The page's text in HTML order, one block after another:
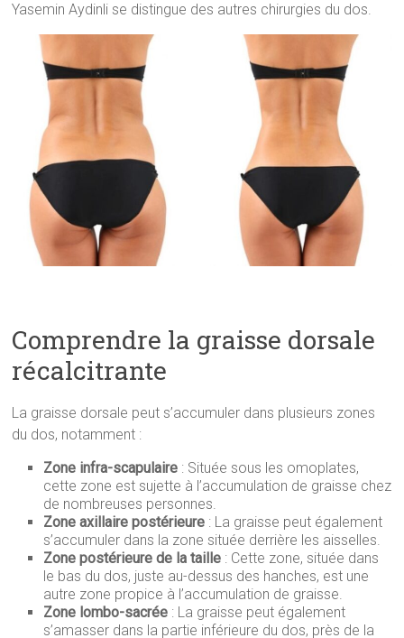
Yasemin Aydinli se distingue des autres chirurgies du dos.
Comprendre la graisse dorsale
récalcitrante
La graisse dorsale peut s’accumuler dans plusieurs zones
du dos, notamment :
Zone infra-scapulaire : Située sous les omoplates,
cette zone est sujette à l’accumulation de graisse chez
de nombreuses personnes.
Zone axillaire postérieure : La graisse peut également
s’accumuler dans la zone située derrière les aisselles.
Zone postérieure de la taille : Cette zone, située dans
le bas du dos, juste au-dessus des hanches, est une
autre zone propice à l’accumulation de graisse.
Zone lombo-sacrée : La graisse peut également
s’amasser dans la partie inférieure du dos, près de la